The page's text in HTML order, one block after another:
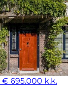
€ 695.000 k.k.